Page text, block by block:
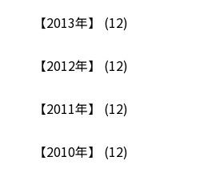
【2013年】 (12)
【2012年】 (12)
【2011年】 (12)
【2010年】 (12)